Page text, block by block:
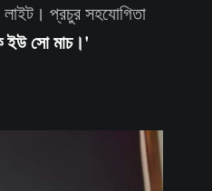
লাইট। প্রচুর সহযোগিতা
ইউ সো মাচ।'